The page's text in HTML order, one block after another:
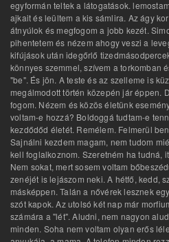
egyformán teltek a látogatások.
ajkait és leültem a kis sámlira. Az ágy
átnyúlok és megfogom a jobb kezét.
pihentetem és nézem ahogy veszi a
kifújások után idegőrlő
könnyes szemmel, szívem a torkomban
"be". És jön. A teste és az szelleme is
megálmodott történ közepén jár éppen.
fogom. Nézem és közös életünk
voltam-e hozzá? Boldoggá tudtam-e
kezdődőd életét. Remélem. Felmerül
Sajnálni kezdem magam, nem tudom
kell foglalkoznom. Szeretném ha tudná,
Nem sokat, mert sosem voltam
zenéjét is lejászom neki. A hétfő, kedd,
másképpen. Talán a nővérek lesznek
szót kapok. Az utolsó két nap már
számára a "lét". Aludni, nem nagyon
minden. Soha nem voltam olyan erős